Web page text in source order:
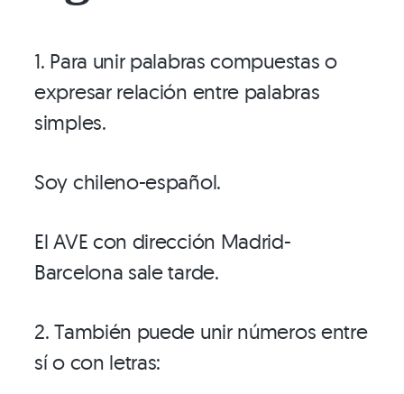
1. Para unir palabras compuestas o
expresar relación entre palabras
simples.
Soy chileno-español.
El AVE con dirección Madrid-
Barcelona sale tarde.
2. También puede unir números entre
sí o con letras: